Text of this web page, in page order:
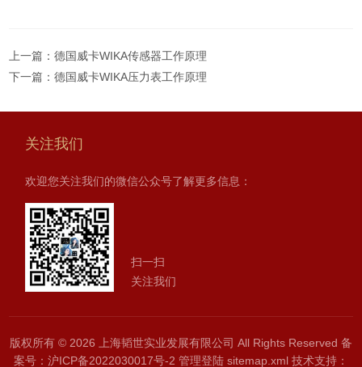
上一篇：德国威卡WIKA传感器工作原理
下一篇：德国威卡WIKA压力表工作原理
关注我们
欢迎您关注我们的微信公众号了解更多信息：
扫一扫
关注我们
版权所有 © 2026 上海韬世实业发展有限公司 All Rights Reserved 备
案号：沪ICP备2022030017号-2 管理登陆 sitemap.xml 技术支持：